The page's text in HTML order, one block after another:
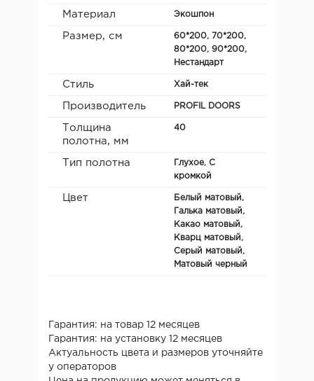
Материал Экошпон
Размер, см
60*200, 70*200,
80*200, 90*200,
Нестандарт
Стиль Хай-тек
Производитель PROFIL DOORS
Толщина
полотна, мм
40
Тип полотна
Глухое, С
кромкой
Цвет
Белый матовый,
Галька матовый,
Какао матовый,
Кварц матовый,
Серый матовый,
Матовый черный
Гарантия: на товар 12 месяцев
Гарантия: на установку 12 месяцев
Актуальность цвета и размеров уточняйте
у операторов